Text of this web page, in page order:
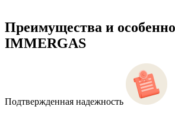
Преимущества и
IMMERGAS
Подтвержденная надежность